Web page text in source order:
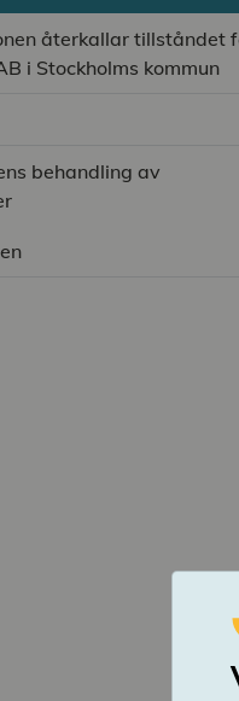
återkallar tillståndet
i Stockholms kommun
behandling av